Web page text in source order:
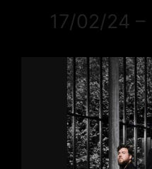
17/02/24 –